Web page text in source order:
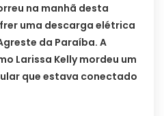
na manhã desta
uma descarga elétrica
da Paraíba. A
Larissa Kelly mordeu um
que estava conectado